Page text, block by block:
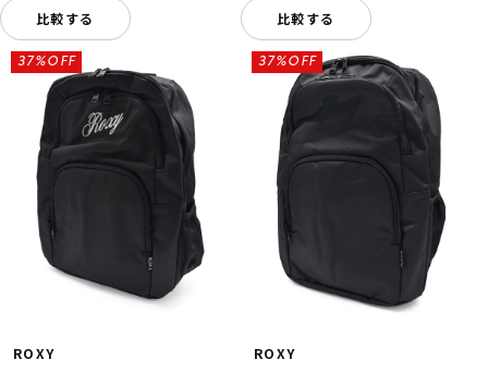
比較する 比較する
ROXY
37%OFF
ROXY
37%OFF